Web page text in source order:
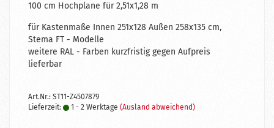
100 cm Hochplane für 2,51x1,28 m
für Kastenmaße Innen 251x128 Außen 258x135 cm,
Stema FT - Modelle
weitere RAL - Farben kurzfristig gegen Aufpreis
lieferbar
Art.Nr.: ST11-Z4507879
Lieferzeit:
1 - 2 Werktage (Ausland abweichend)